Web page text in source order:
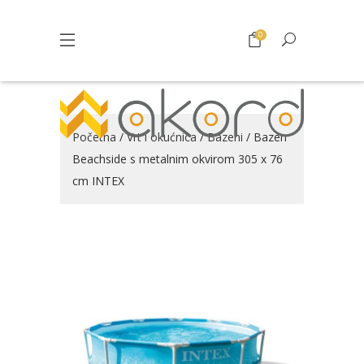
0
Početna /Vrt i okućnica/Bazeni / Bazen
Beachside s metalnim okvirom 305 x 76
cm INTEX